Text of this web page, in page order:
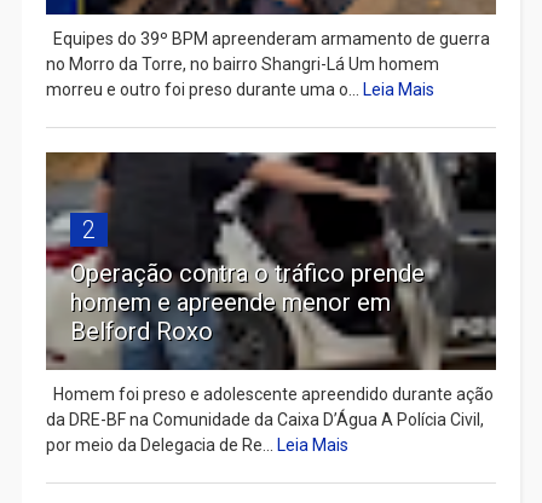
Equipes do 39º BPM apreenderam armamento de guerra
no Morro da Torre, no bairro Shangri-Lá Um homem
morreu e outro foi preso durante uma o... Leia Mais
2
Operação contra o tráfico prende
homem e apreende menor em
Belford Roxo
Homem foi preso e adolescente apreendido durante ação
da DRE-BF na Comunidade da Caixa D’Água A Polícia Civil,
por meio da Delegacia de Re... Leia Mais